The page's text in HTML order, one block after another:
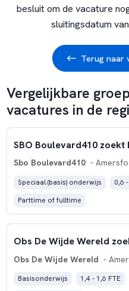
besluit om de vacature
sluitingsdatum
Terug naar
Vergelijkbare
vacatures in de
Sbo Boulevard410 -
Speciaal (basis) onderwijs 0,6
Parttime of fulltime
Obs De Wijde Wereld -
Basisonderwijs 1,4 - 1,6 FTE